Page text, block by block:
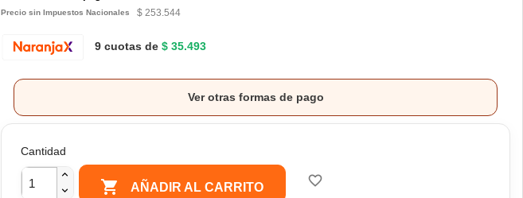
Precio sin Impuestos Nacionales $ 253.544
9 cuotas de $ 35.493
Ver otras formas de pago
Cantidad
 AÑADIR AL CARRITO favorite_border